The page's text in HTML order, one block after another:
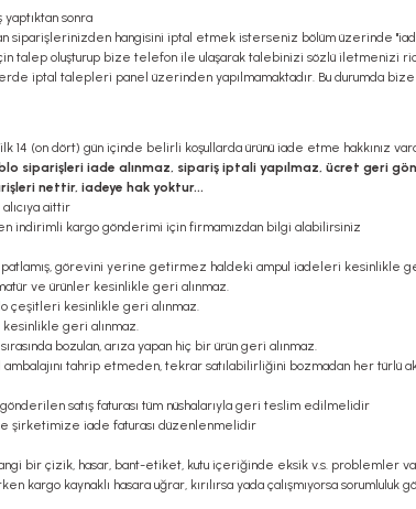
sonra
siparişlerinizden hangisini iptal etmek isterseniz bölüm üzerinde
için talep oluşturup bize telefon ile ulaşarak talebinizi sözlü iletmenizi
iptal talepleri panel üzerinden yapılmamaktadır. Bu durumda bize
14 (on dört) gün içinde belirli koşullarda ürünü iade etme hakkınız
siparişleri iade alınmaz, sipariş iptali yapılmaz, ücret geri
nettir, iadeye hak yoktur...
aittir
indirimli kargo gönderimi için firmamızdan bilgi alabilirsiniz
patlamış, görevini yerine getirmez haldeki ampul iadeleri kesinlikle
ve ürünler kesinlikle geri alınmaz.
çeşitleri kesinlikle geri alınmaz.
geri alınmaz.
bozulan, arıza yapan hiç bir ürün geri alınmaz.
tahrip etmeden, tekrar satılabilirliğini bozmadan her türlü
satış faturası tüm nüshalarıyla geri teslim edilmelidir
şirketimize iade faturası düzenlenmelidir
bir çizik, hasar, bant-etiket, kutu içeriğinde eksik v.s. problemler
kargo kaynaklı hasara uğrar, kırılırsa yada çalışmıyorsa